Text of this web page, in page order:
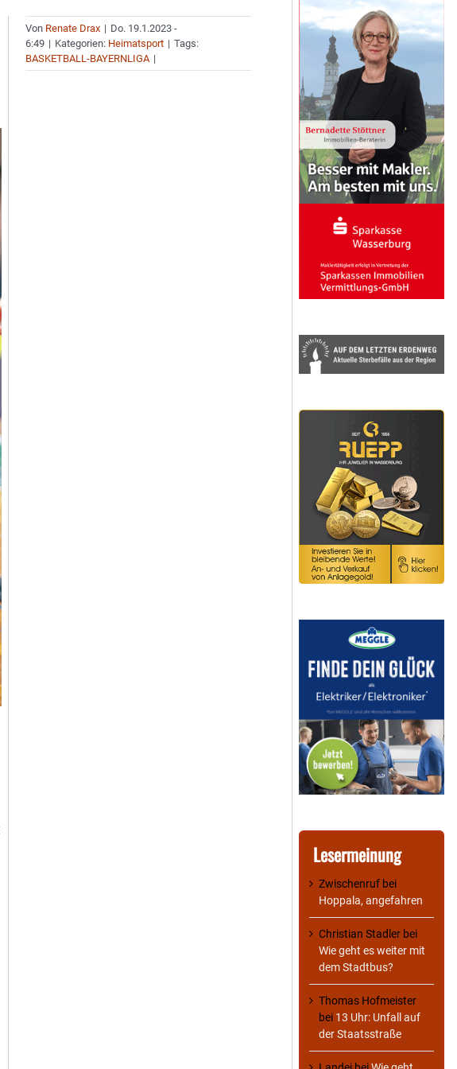
Von Renate Drax | Do. 19.1.2023 -
6:49 | Kategorien: Heimatsport | Tags:
BASKETBALL-BAYERNLIGA |
Lesermeinung
Zwischenruf bei
Hoppala, angefahren
Christian Stadler bei
Wie geht es weiter mit
dem Stadtbus?
Thomas Hofmeister
bei 13 Uhr: Unfall auf
der Staatsstraße